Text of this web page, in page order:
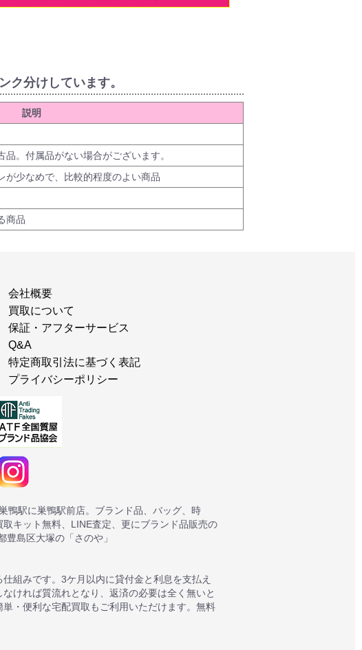
ク分けしています。
説明
。付属品がない場合がございます。
が少なめで、比較的程度のよい商品
商品
会社概要
買取について
保証・アフターサービス
Q&A
特定商取引法に基づく表記
プライバシーポリシー
鴨駅に巣鴨駅前店。ブランド品、バッグ、時
キット無料、LINE査定、更にブランド品販売の
島区大塚の「さのや」
組みです。3ケ月以内に貸付金と利息を支払え
ければ質流れとなり、返済の必要は全く無いと
・便利な宅配買取もご利用いただけます。無料